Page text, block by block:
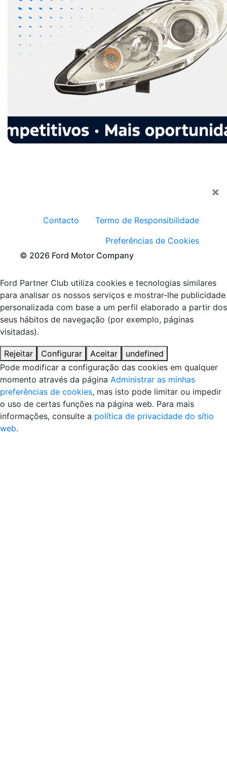
×
Contacto
Termo de Responsibilidade
Preferências de Cookies
© 2026 Ford Motor Company
Ford Partner Club utiliza cookies e tecnologias similares
para analisar os nossos serviços e mostrar-lhe publicidade
personalizada com base a um perfil elaborado a partir dos
seus hábitos de navegação (por exemplo, páginas
visitadas).
Rejeitar Configurar Aceitar
undefined
Pode modificar a configuração das cookies em qualquer
momento através da página Administrar as minhas
preferências de cookies, mas isto pode limitar ou impedir
o uso de certas funções na página web. Para mais
informações, consulte a política de privacidade do sítio
web.